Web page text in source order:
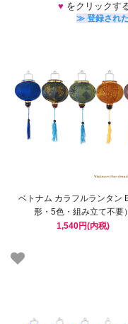
♥ をクリックす
≫ 登録され
ベトナム カラフルランタン
形・5色・組み立て不要）
1,540円(内税)